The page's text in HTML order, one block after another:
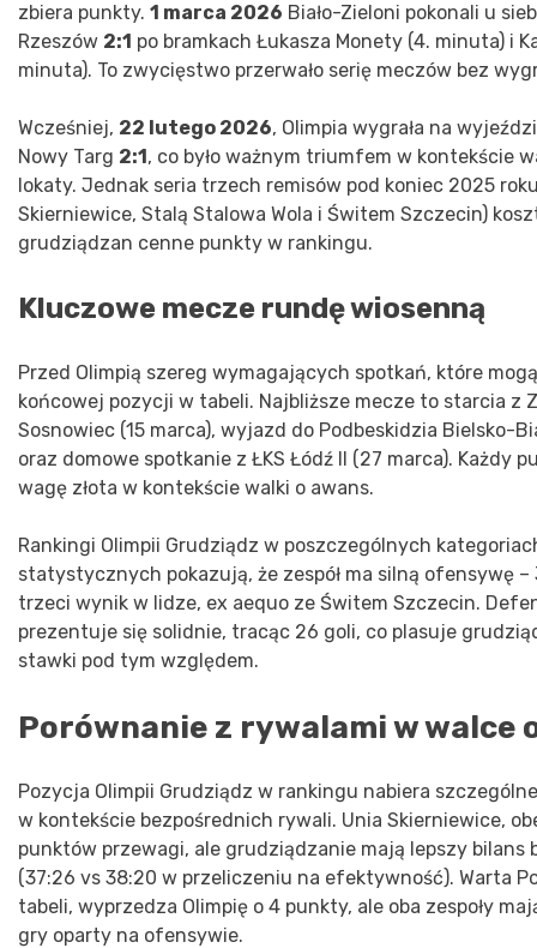
zbiera punkty. 1 marca 2026 Biało-Zieloni pokonali u
Rzeszów 2:1 po bramkach Łukasza Monety (4. minuta) i
minuta). To zwycięstwo przerwało serię meczów bez
Wcześniej, 22 lutego 2026, Olimpia wygrała na
Nowy Targ 2:1 , co było ważnym triumfem w kontekście
lokaty. Jednak seria trzech remisów pod koniec 2025
Skierniewice, Stalą Stalowa Wola i Świtem Szczecin)
grudziądzan cenne punkty w rankingu.
Kluczowe mecze rundę wiosenną
Przed Olimpią szereg wymagających spotkań, które
końcowej pozycji w tabeli. Najbliższe mecze to starcia z
Sosnowiec (15 marca), wyjazd do Podbeskidzia Bielsko-
oraz domowe spotkanie z ŁKS Łódź II (27 marca). Każdy
wagę złota w kontekście walki o awans.
Rankingi Olimpii Grudziądz w poszczególnych
statystycznych pokazują, że zespół ma silną ofensywę –
trzeci wynik w lidze, ex aequo ze Świtem Szczecin.
prezentuje się solidnie, tracąc 26 goli, co plasuje
stawki pod tym względem.
Porównanie z rywalami w walce
Pozycja Olimpii Grudziądz w rankingu nabiera
w kontekście bezpośrednich rywali. Unia Skierniewice,
punktów przewagi, ale grudziądzanie mają lepszy bilans
(37:26 vs 38:20 w przeliczeniu na efektywność). Warta
tabeli, wyprzedza Olimpię o 4 punkty, ale oba zespoły
gry oparty na ofensywie.